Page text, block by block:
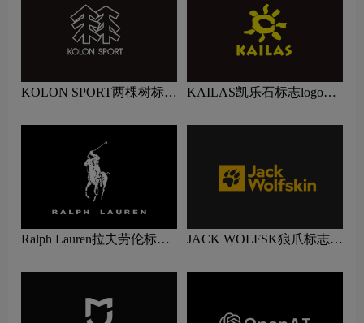
KOLON SPORT两棵树标志
KAILAS凯乐石标志logo图
Ralph Lauren拉夫劳伦标志
JACK WOLFSK狼爪标志